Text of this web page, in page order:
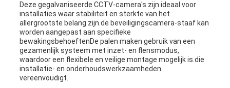
Deze gegalvaniseerde CCTV-camera's zijn ideaal voor
installaties waar stabiliteit en sterkte van het
allergrootste belang zijn.de beveiligingscamera-staaf kan
worden aangepast aan specifieke
bewakingsbehoeftenDe palen maken gebruik van een
gezamenlijk systeem met inzet- en flensmodus,
waardoor een flexibele en veilige montage mogelijk is.die
installatie- en onderhoudswerkzaamheden
vereenvoudigt.